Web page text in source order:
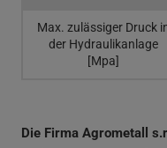
Max. zulässiger Druck
der Hydraulikanlage
[Mpa]
Die Firma Agrometall